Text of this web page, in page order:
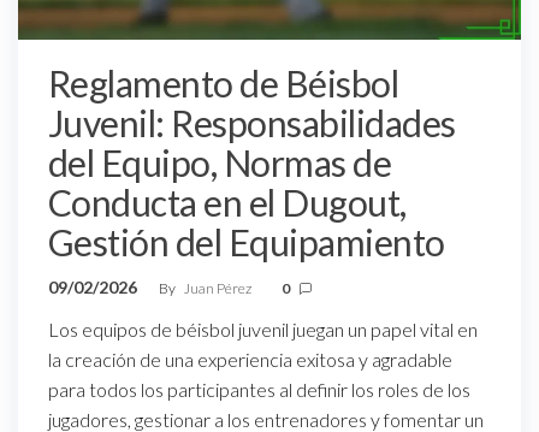
Reglamento de Béisbol
Juvenil: Responsabilidades
del Equipo, Normas de
Conducta en el Dugout,
Gestión del Equipamiento
09/02/2026 By Juan Pérez 0
Los equipos de béisbol juvenil juegan un papel vital en
la creación de una experiencia exitosa y agradable
para todos los participantes al definir los roles de los
jugadores, gestionar a los entrenadores y fomentar un